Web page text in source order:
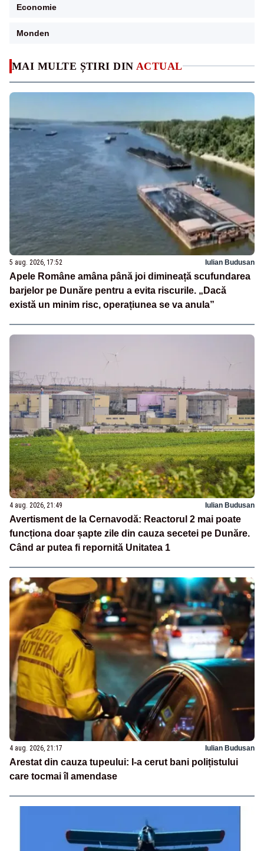
MAI MULTE ȘTIRI DIN ACTUAL
5 aug. 2026, 17:52 Iulian Budusan
Apele Române amâna până joi dimineață scufundarea
barjelor pe Dunăre pentru a evita riscurile. „Dacă
există un minim risc, operațiunea se va anula”
4 aug. 2026, 21:49 Iulian Budusan
Avertisment de la Cernavodă: Reactorul 2 mai poate
funcționa doar șapte zile din cauza secetei pe Dunăre.
Când ar putea fi repornită Unitatea 1
4 aug. 2026, 21:17 Iulian Budusan
Arestat din cauza tupeului: I-a cerut bani polițistului
care tocmai îl amendase
Economie
Monden